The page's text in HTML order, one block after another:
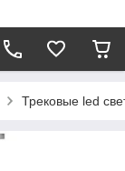
Трековые led